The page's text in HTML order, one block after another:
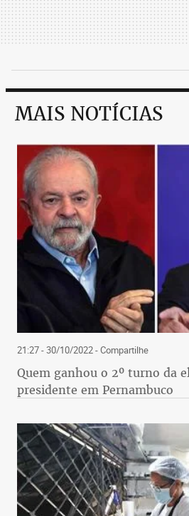
MAIS NOTÍCIAS
21:27 - 30/10/2022- Compartilhe
Quem ganhou o 2º turno da
presidente em Pernambuco